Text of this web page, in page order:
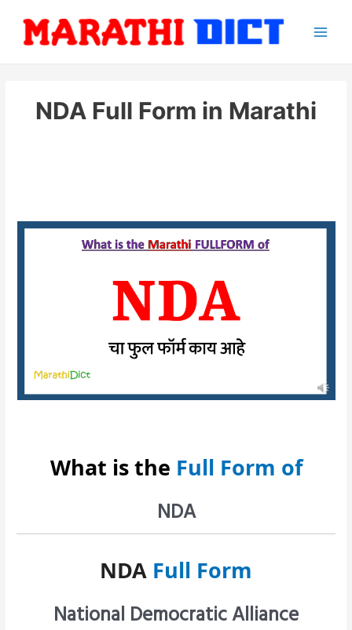
content
NDA Full Form in Marathi
What is the Full Form of
NDA
NDA Full Form
National Democratic Alliance